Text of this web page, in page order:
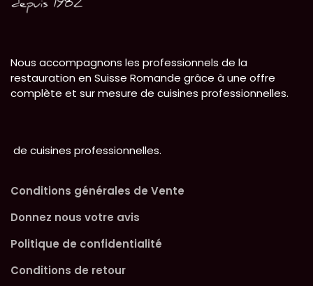
Nous accompagnons les professionnels de la
restauration en Suisse Romande grâce à une offre
complète et sur mesure de cuisines professionnelles.
de cuisines professionnelles.
Conditions générales de Vente
Donnez nous votre avis
Politique de confidentialité
Conditions de retour